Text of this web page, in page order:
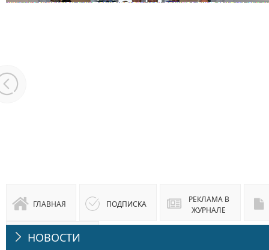
ГЛАВНАЯ ПОДПИСКА
РЕКЛАМА В
ЖУРНАЛЕ
ЮРИДИЧЕСКАЯ
НОВОСТИ